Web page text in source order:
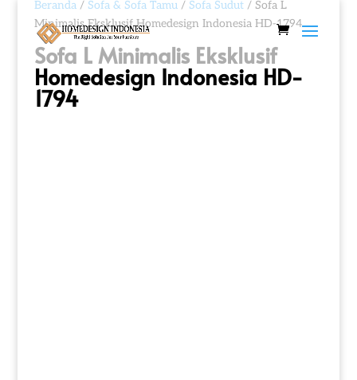
Beranda/ Sofa & Sofa Tamu/ Sofa Sudut/ Sofa L
Minimalis Eksklusif Homedesign Indonesia HD-1794
Sofa L Minimalis Eksklusif
Homedesign Indonesia HD-
1794